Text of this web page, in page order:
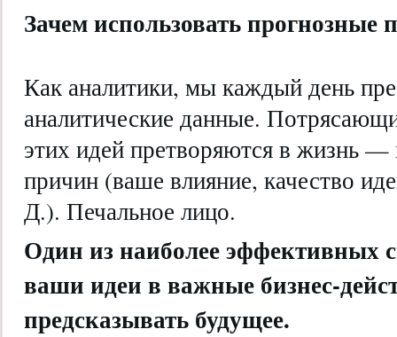
Зачем использовать прогнозные
Как аналитики, мы каждый день
аналитические данные.
этих идей претворяются в жизнь
причин (ваше влияние, качество
Д.). Печальное лицо.
Один из наиболее эффективных
ваши идеи в важные бизнес-
предсказывать будущее.